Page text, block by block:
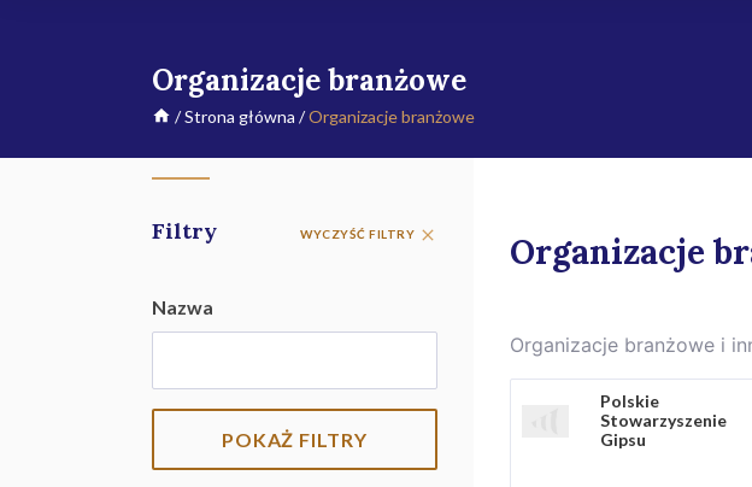
Organizacje branżowe
/Strona główna /Organizacje branżowe
Filtry WYCZYŚĆ FILTRY
Nazwa
POKAŻ FILTRY
Organizacje
Organizacje branżowe i
Polskie
Stowarzyszenie
Gipsu